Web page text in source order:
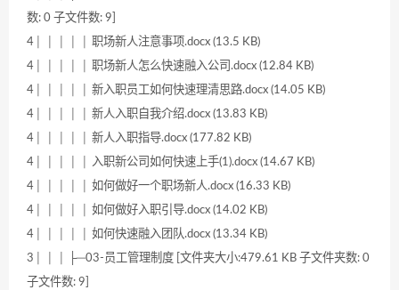
数: 0 子文件数: 9]
4│ │ │ │ │ 职场新人注意事项.docx (13.5 KB)
4│ │ │ │ │ 职场新人怎么快速融入公司.docx (12.84 KB)
4│ │ │ │ │ 新入职员工如何快速理清思路.docx (14.05 KB)
4│ │ │ │ │ 新人入职自我介绍.docx (13.83 KB)
4│ │ │ │ │ 新人入职指导.docx (177.82 KB)
4│ │ │ │ │ 入职新公司如何快速上手(1).docx (14.67 KB)
4│ │ │ │ │ 如何做好一个职场新人.docx (16.33 KB)
4│ │ │ │ │ 如何做好入职引导.docx (14.02 KB)
4│ │ │ │ │ 如何快速融入团队.docx (13.34 KB)
3│ │ │ ├─03-员工管理制度 [文件夹大小:479.61 KB 子文件夹数: 0
子文件数: 9]